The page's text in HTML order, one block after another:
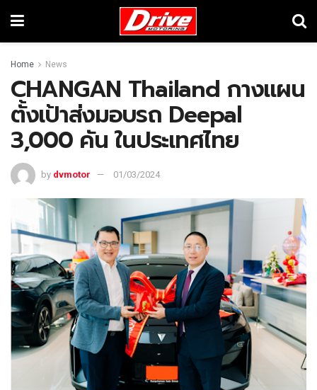
Home News
CHANGAN Thailand กางแผน
ตั้งเป้าส่งมอบรถ Deepal
3,000 คัน ในประเทศไทย
by dvmotor 01/03/2024